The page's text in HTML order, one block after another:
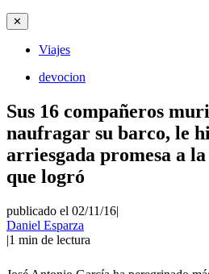
✕
Viajes
devocion
Sus 16 compañeros
naufragar su barco, le
arriesgada promesa a
que logró
publicado el 02/11/16|
Daniel Esparza
|1 min de lectura